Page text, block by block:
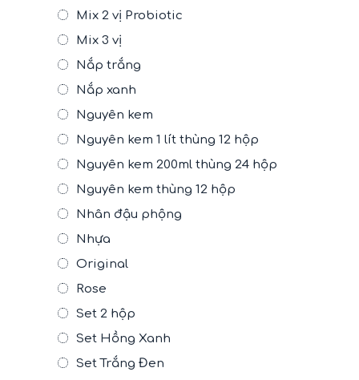
Mix 2 vị Probiotic
Mix 3 vị
Nắp trắng
Nắp xanh
Nguyên kem
Nguyên kem 1 lít thùng 12 hộp
Nguyên kem 200ml thùng 24 hộp
Nguyên kem thùng 12 hộp
Nhân đậu phộng
Nhựa
Original
Rose
Set 2 hộp
Set Hồng Xanh
Set Trắng Đen